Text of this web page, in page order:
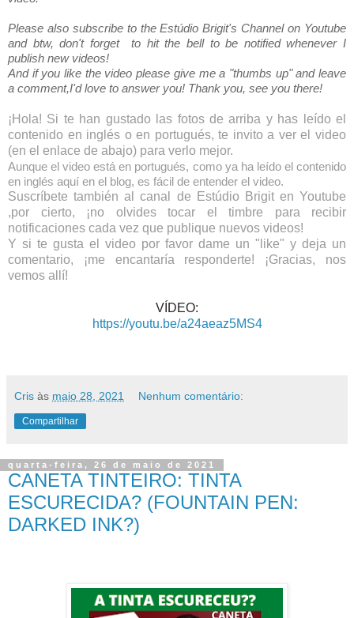
Please also subscribe to the Estúdio Brigit's Channel on Youtube
and btw, don't forget to hit the bell to be notified whenever I
publish new videos!
And if you like the video please give me a "thumbs up" and leave
a comment,I'd love to answer you! Thank you, see you there!
¡Hola! Si te han gustado las fotos de arriba y has leído el
contenido en inglés o en portugués, te invito a ver el video
(en el enlace de abajo) para verlo mejor.
Aunque el video está en portugués, como ya ha leído el contenido
en inglés aquí en el blog, es fácil de entender el video.
Suscríbete también al canal de Estúdio Brigit en Youtube
,por cierto, ¡no olvides tocar el timbre para recibir
notificaciones cada vez que publique nuevos videos!
Y si te gusta el video por favor dame un "like" y deja un
comentario, ¡me encantaría responderte! ¡Gracias, nos
vemos allí!
VÍDEO:
https://youtu.be/a24aeaz5MS4
Cris às maio 28, 2021 Nenhum comentário:
Compartilhar
quarta-feira, 26 de maio de 2021
CANETA TINTEIRO: TINTA
ESCURECIDA? (FOUNTAIN PEN:
DARKED INK?)